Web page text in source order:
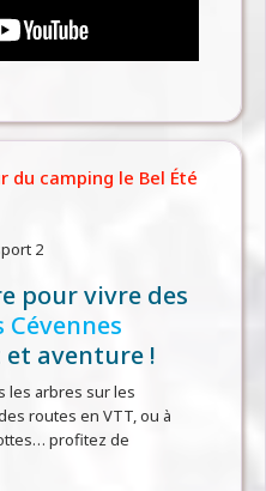
du camping le Bel Été
pour vivre des
Cévennes
aventure !
les arbres sur les
routes en VTT, ou à
profitez de